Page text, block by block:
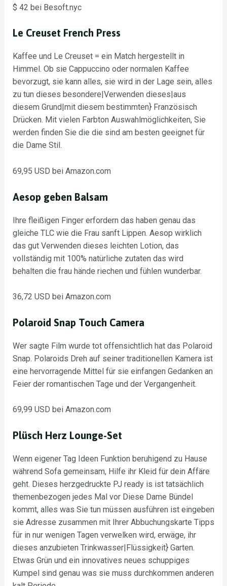
$ 42 bei Besoft.nyc
Le Creuset French Press
Kaffee und Le Creuset = ein Match hergestellt in
Himmel. Ob sie Cappuccino oder normalen Kaffee
bevorzugt, sie kann alles, sie wird in der Lage sein, alles
zu tun dieses besondere|Verwenden dieses|aus
diesem Grund|mit diesem bestimmten} Französisch
Drücken. Mit vielen Farbton Auswahlmöglichkeiten, Sie
werden finden Sie die die sind am besten geeignet für
die Dame Stil.
69,95 USD bei Amazon.com
Aesop geben Balsam
Ihre fleißigen Finger erfordern das haben genau das
gleiche TLC wie die Frau sanft Lippen. Aesop wirklich
das gut Verwenden dieses leichten Lotion, das
vollständig mit 100% natürliche zutaten das wird
behalten die frau hände riechen und fühlen wunderbar.
36,72 USD bei Amazon.com
Polaroid Snap Touch Camera
Wer sagte Film wurde tot offensichtlich hat das Polaroid
Snap. Polaroids Dreh auf seiner traditionellen Kamera ist
eine hervorragende Mittel für sie einfangen Gedanken an
Feier der romantischen Tage und der Vergangenheit.
69,99 USD bei Amazon.com
Plüsch Herz Lounge-Set
Wenn eigener Tag Ideen Funktion beruhigend zu Hause
während Sofa gemeinsam, Hilfe ihr Kleid für dein Affäre
geht. Dieses herzgedruckte PJ ready is ist tatsächlich
themenbezogen jedes Mal vor Diese Dame Bündel
kommt, alles was Sie tun müssen ausführen ist eingeben
sie Adresse zusammen mit Ihrer Abbuchungskarte Tipps
für in nur wenigen Tagen verwelken wird, erwäge, ihr
dieses anzubieten Trinkwasser|Flüssigkeit} Garten.
Etwas Grün und ein innovatives neues schuppiges
Kumpel sind genau was sie muss durchkommen anderen